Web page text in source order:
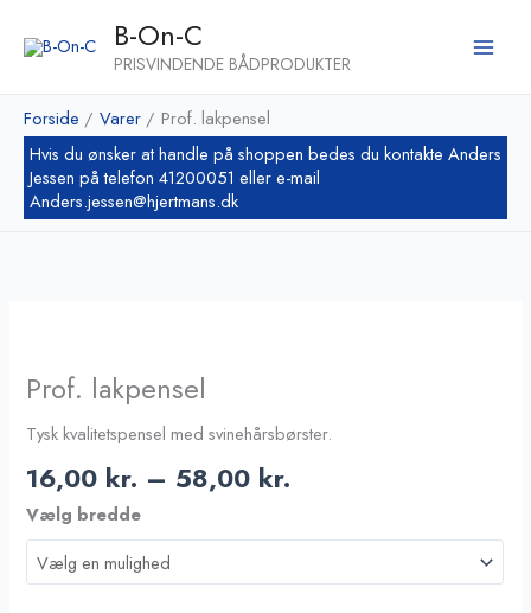
B-On-C
PRISVINDENDE BÅDPRODUKTER
Forside Varer Prof. lakpensel
Prof. lakpensel
Tysk kvalitetspensel med svinehårsbørster.
16,00 kr. – 58,00 kr.
Vælg bredde